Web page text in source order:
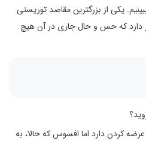
یکی از بزرگترین مقاصد توریستی
دارد که حس و حال جاری در آن هیچ
کردن دارد اما افسوس که حالا، به